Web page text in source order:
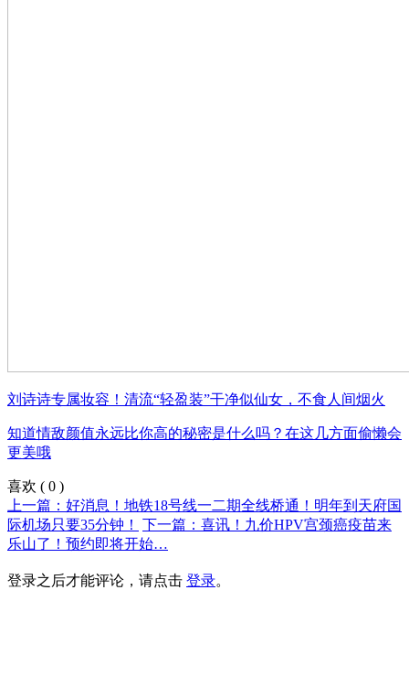
刘诗诗专属妆容！清流“轻盈装”干净似仙女，不食人间烟火
知道情敌颜值永远比你高的秘密是什么吗？在这几方面偷懒会
更美哦
喜欢 ( 0 )
上一篇：好消息！地铁18号线一二期全线桥通！明年到天府国
际机场只要35分钟！
下一篇：喜讯！九价HPV宫颈癌疫苗来
乐山了！预约即将开始…
登录之后才能评论，请点击 登录。